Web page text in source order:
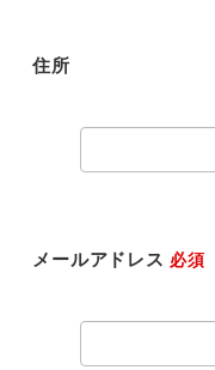
住所
メールアドレス 必須